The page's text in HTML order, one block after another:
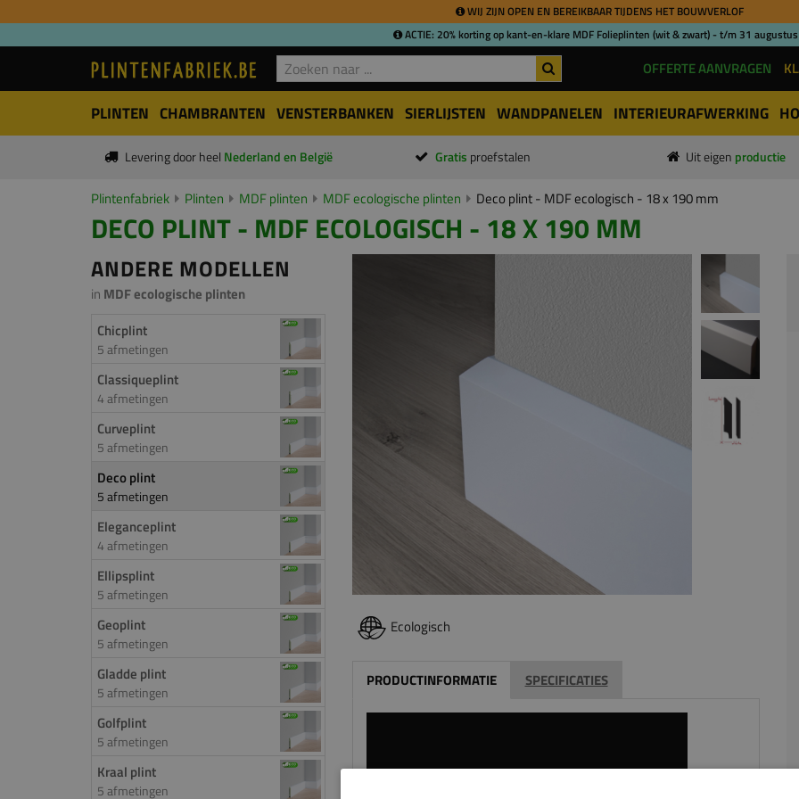
WIJ ZIJN OPEN EN BEREIKBAAR TIJDENS HET BOUWVERLOF
ACTIE: 20% korting op kant-en-klare MDF Folieplinten (wit & zwart) - t/m 31
OFFERTE AANVRAGEN
PLINTEN CHAMBRANTEN VENSTERBANKEN SIERLIJSTEN WANDPANELEN INTERIEURAFWERKING
Levering door heel Nederland en België Gratis proefstalen Uit eigen productie
Plintenfabriek Plinten MDF plinten MDF ecologische plinten Deco plint - MDF ecologisch - 18 x 190 mm
DECO PLINT - MDF ECOLOGISCH - 18 X 190 MM
ANDERE MODELLEN
in MDF ecologische plinten
Chicplint
5 afmetingen
Classiqueplint
4 afmetingen
Curveplint
5 afmetingen
Deco plint
5 afmetingen
Eleganceplint
4 afmetingen
Ellipsplint
5 afmetingen
Geoplint
5 afmetingen
Gladde plint
5 afmetingen
Golfplint
5 afmetingen
Kraal plint
5 afmetingen
Ecologisch
PRODUCTINFORMATIE SPECIFICATIES